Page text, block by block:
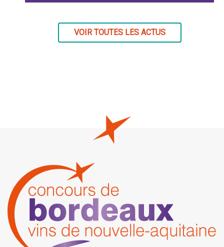
VOIR TOUTES LES ACTUS